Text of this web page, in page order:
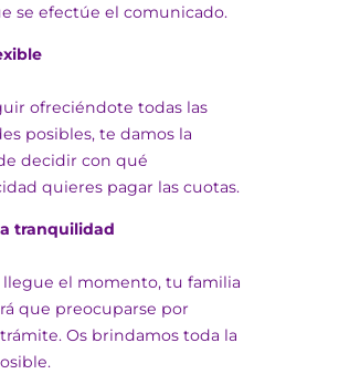
se efectúe el comunicado.
ofreciéndote todas las
posibles, te damos la
decidir con qué
quieres pagar las cuotas.
tranquilidad
llegue el momento, tu familia
que preocuparse por
Os brindamos toda la